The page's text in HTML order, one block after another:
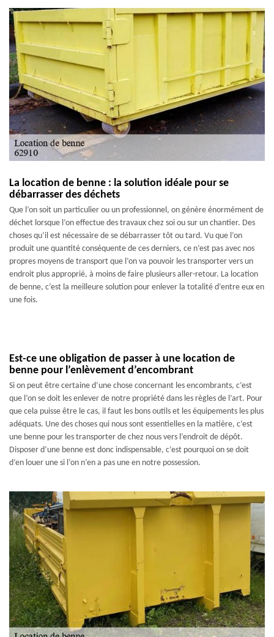
La location de benne : la solution idéale pour se
débarrasser des déchets
Que l’on soit un particulier ou un professionnel, on génère énormément de
déchet lorsque l’on effectue des travaux chez soi ou sur un chantier. Des
choses qu’il est nécessaire de se débarrasser tôt ou tard. Vu que l’on
produit une quantité conséquente de ces derniers, ce n’est pas avec nos
propres moyens de transport que l’on va pouvoir les transporter vers un
endroit plus approprié, à moins de faire plusieurs aller-retour. La location
de benne, c’est la meilleure solution pour enlever la totalité d’entre eux en
une fois.
Est-ce une obligation de passer à une location de
benne pour l’enlèvement d’encombrant
Si on peut être certaine d’une chose concernant les encombrants, c’est
que l’on se doit les enlever de notre propriété dans les règles de l’art. Pour
que cela puisse être le cas, il faut les bons outils et les équipements les plus
adéquats. Une des choses qui nous sont essentielles en la matière, c’est
une benne pour les transporter de chez nous vers l’endroit de dépôt.
Disposer d’une benne est donc indispensable, c’est pourquoi on se doit
d’en louer une si l’on n’en a pas une en notre possession.